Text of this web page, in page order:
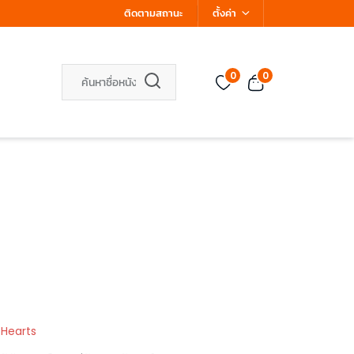
ติดตามสถานะ ตั้งค่า
0 0
Hearts